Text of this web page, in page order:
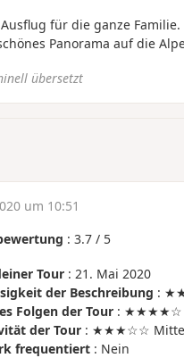
für die ganze Familie.
Panorama auf die
übersetzt
um 10:51
: 3.7 / 5
Tour : 21. Mai 2020
der Beschreibung :
Folgen der Tour : ★★★★☆
der Tour : ★★★☆☆
frequentiert : Nein